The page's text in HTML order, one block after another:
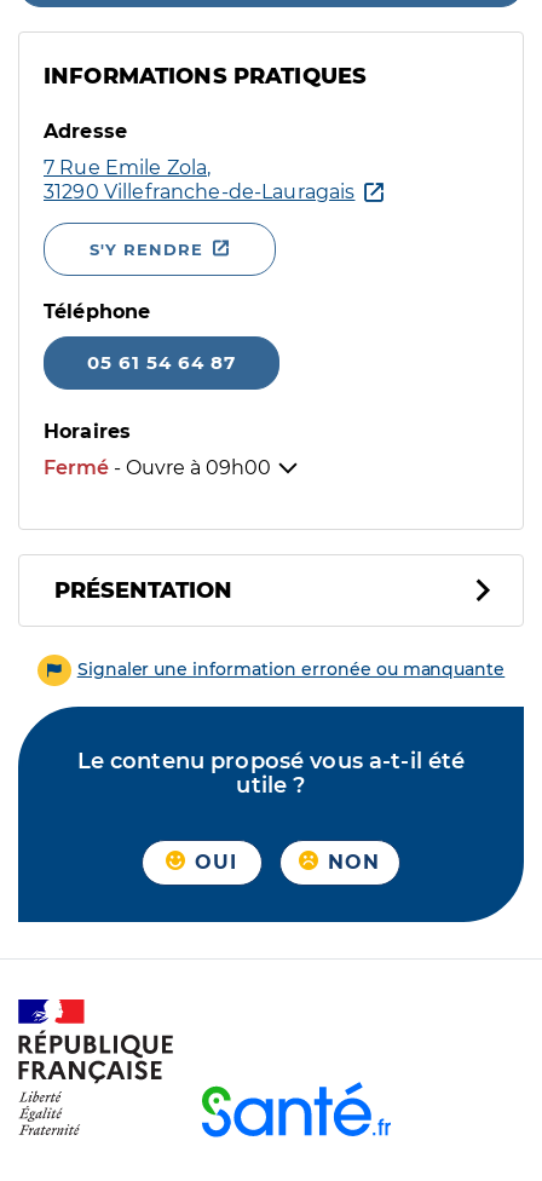
INFORMATIONS PRATIQUES
Adresse
7 Rue Emile Zola,
31290 Villefranche-de-Lauragais
S'Y RENDRE
Téléphone
05 61 54 64 87
Horaires
Fermé - Ouvre à 09h00
PRÉSENTATION
Signaler une information erronée ou manquante
Le contenu proposé vous a-t-il été
utile ?
OUI NON